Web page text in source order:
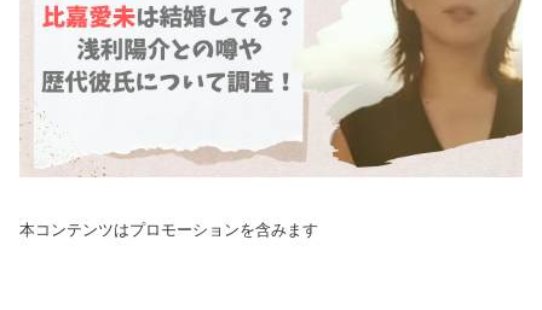
本コンテンツはプロモーションを含みます